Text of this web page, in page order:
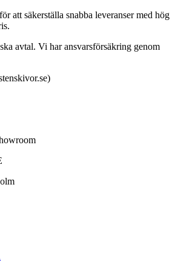
att säkerställa snabba leveranser med hög
avtal. Vi har ansvarsförsäkring genom